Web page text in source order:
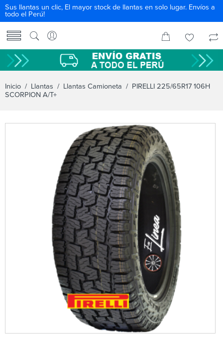
Sus llantas un clic, El mayor stock de llantas en solo lugar. Envíos a
todo el Perú!
Inicio / Llantas / Llantas Camioneta / PIRELLI 225/65R17 106H
SCORPION A/T+